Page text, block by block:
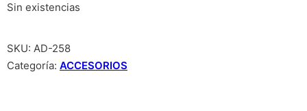
Sin existencias
SKU: AD-258
Categoría: ACCESORIOS